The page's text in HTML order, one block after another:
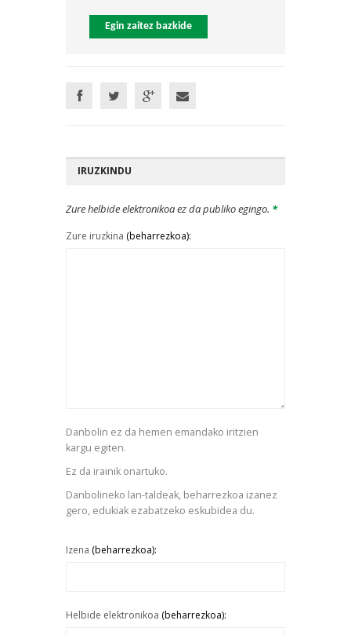
Egin zaitez bazkide
IRUZKINDU
Zure helbide elektronikoa ez da publiko egingo. *
Zure iruzkina (beharrezkoa):
Danbolin ez da hemen emandako iritzien
kargu egiten.
Ez da irainik onartuko.
Danbolineko lan-taldeak, beharrezkoa izanez
gero, edukiak ezabatzeko eskubidea du.
Izena (beharrezkoa):
Helbide elektronikoa (beharrezkoa):